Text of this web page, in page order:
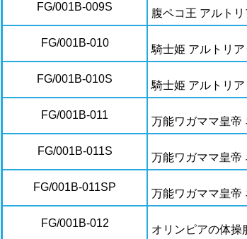
FG/001B-009S
腹ペコ王 アルト
FG/001B-010
騎士姫 アルトリア
FG/001B-010S
騎士姫 アルトリア
FG/001B-011
万能ワガママ皇帝
FG/001B-011S
万能ワガママ皇帝
FG/001B-011SP
万能ワガママ皇帝
FG/001B-012
オリンピアの体操